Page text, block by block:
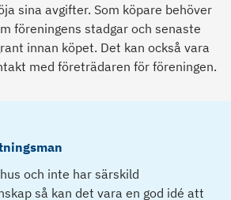
sina avgifter. Som köpare behöver
föreningens stadgar och senaste
innan köpet. Det kan också vara
med företrädaren för föreningen.
och inte har särskild
så kan det vara en god idé att